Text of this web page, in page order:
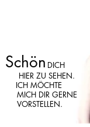
DICH
HIER ZU SEHEN.
ICH MÖCHTE
MICH DIR GERNE
VORSTELLEN.
Schön